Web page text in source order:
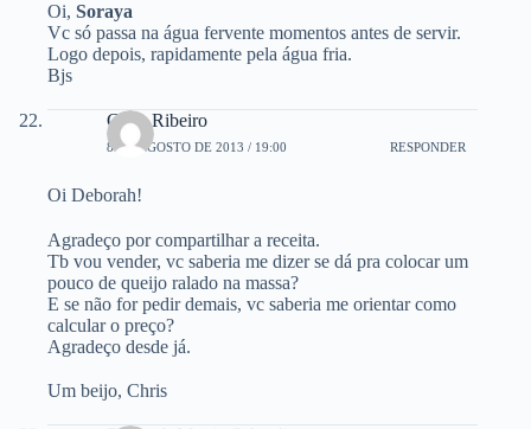
Oi, Soraya
Vc só passa na água fervente momentos antes de servir.
Logo depois, rapidamente pela água fria.
Bjs
Chris Ribeiro
8 DE AGOSTO DE 2013 / 19:00 RESPONDER
Oi Deborah!
Agradeço por compartilhar a receita.
Tb vou vender, vc saberia me dizer se dá pra colocar um
pouco de queijo ralado na massa?
E se não for pedir demais, vc saberia me orientar como
calcular o preço?
Agradeço desde já.
Um beijo, Chris